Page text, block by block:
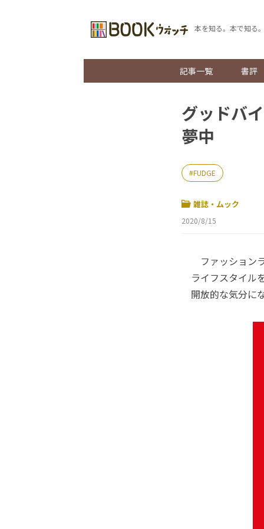
本を知る。本で知る。
記事一覧 書評
グッドバ
夢中
FUDGE
雑誌・ムック
2020/8/15
ファッション
ライフスタイル
開放的な気分に